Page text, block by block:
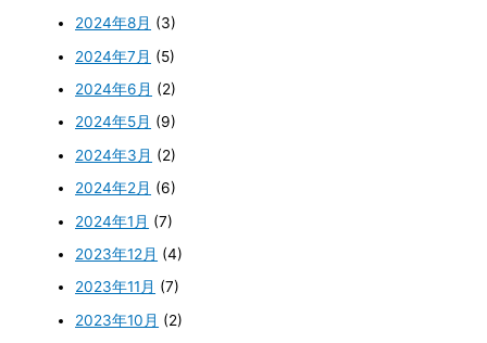
2024年8月 (3)
2024年7月 (5)
2024年6月 (2)
2024年5月 (9)
2024年3月 (2)
2024年2月 (6)
2024年1月 (7)
2023年12月 (4)
2023年11月 (7)
2023年10月 (2)